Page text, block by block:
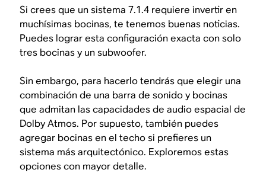
Si crees que un sistema 7.1.4 requiere invertir en
muchísimas bocinas, te tenemos buenas noticias.
Puedes lograr esta configuración exacta con solo
tres bocinas y un subwoofer.
Sin embargo, para hacerlo tendrás que elegir una
combinación de una barra de sonido y bocinas
que admitan las capacidades de audio espacial de
Dolby Atmos. Por supuesto, también puedes
agregar bocinas en el techo si prefieres un
sistema más arquitectónico. Exploremos estas
opciones con mayor detalle.